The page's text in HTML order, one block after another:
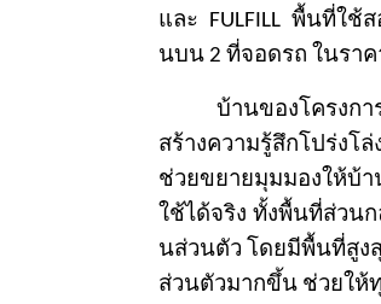
และ FULFILL พื้นที่ใช้ส
นบน 2 ที่จอดรถ ในราค
บ้านของโครงก
สร้างความรู้สึกโปร่งโล่
ช่วยขยายมุมมองให้บ้า
ใช้ได้จริง ทั้งพื้นที่ส่วน
นส่วนตัว โดยมีพื้นที่สูง
ส่วนตัวมากขึ้น ช่วยให้